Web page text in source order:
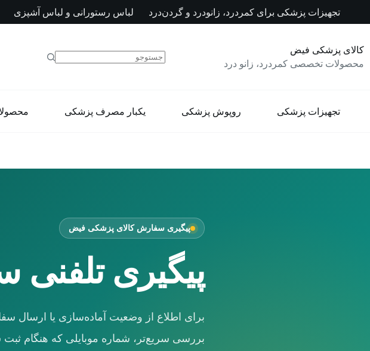
تجهیزات پزشکی برای کمردرد، زانودرد و گردن‌درد لباس رستورانی و لباس آشپزی
کالای پزشکی فیض
محصولات تخصصی کمردرد، زانو درد
تجهیزات پزشکی روپوش پزشکی یکبار مصرف پزشکی
پیگیری سفارش کالای پزشکی فیض
پیگیری
برای اطلاع از وضعیت آماده‌سازی یا ارسال
بررسی سریع‌تر، شماره موبایلی که هنگام ثبت